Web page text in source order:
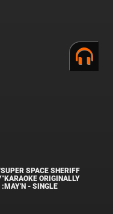
SPACE SHERIFF
ORIGINALLY
:MAY'N - SINGLE